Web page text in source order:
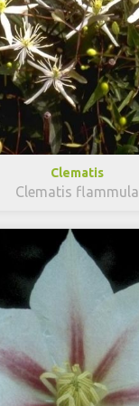
Clematis
Clematis flammula